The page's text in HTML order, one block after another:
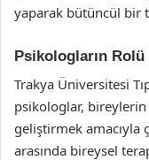
yaparak bütüncül bir
Psikologların
Trakya Üniversitesi
psikologlar, bireylerin
geliştirmek amacıyla
arasında bireysel